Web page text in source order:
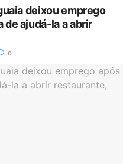
deixou emprego
de ajudá-la a abrir
0